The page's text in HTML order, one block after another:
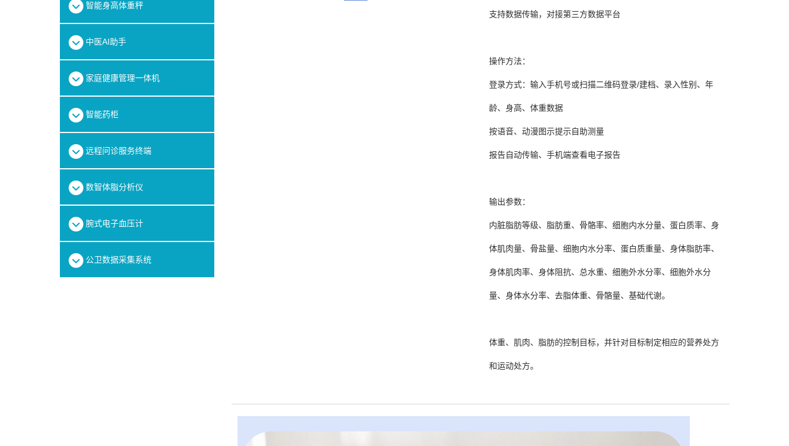
支持数据传输，对接第三方数据平台
操作方法：
登录方式：输入手机号或扫描二维码登录/建档、录入性别、年
龄、身高、体重数据
按语音、动漫图示提示自助测量
报告自动传输、手机端查看电子报告
输出参数：
内脏脂肪等级、脂肪重、骨骼率、细胞内水分量、蛋白质率、身
体肌肉量、骨盐量、细胞内水分率、蛋白质重量、身体脂肪率、
身体肌肉率、身体阻抗、总水重、细胞外水分率、细胞外水分
量、身体水分率、去脂体重、骨骼量、基础代谢。
体重、肌肉、脂肪的控制目标，并针对目标制定相应的营养处方
和运动处方。
智能身高体重秤
中医AI助手
家庭健康管理一体机
智能药柜
远程问诊服务终端
数智体脂分析仪
腕式电子血压计
公卫数据采集系统